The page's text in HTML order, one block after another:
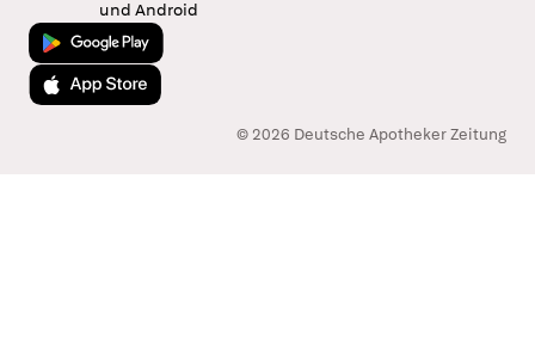
und Android
Jetzt bei Google Play
Laden im App Store
© 2026 Deutsche Apotheker Zeitung